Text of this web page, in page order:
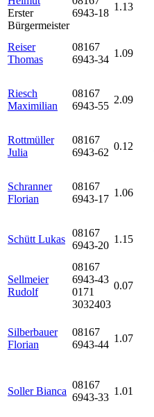
Erster
Bürgermeister
6943-18
1.13
Reiser
Thomas
08167
6943-34
1.09
Riesch
Maximilian
08167
6943-55
2.09
Rottmüller
Julia
08167
6943-62
0.12
Schranner
Florian
08167
6943-17
1.06
Schütt Lukas
08167
6943-20
1.15
Sellmeier
Rudolf
08167
6943-43
0171
3032403
0.07
Silberbauer
Florian
08167
6943-44
1.07
Soller Bianca
08167
6943-33
1.01